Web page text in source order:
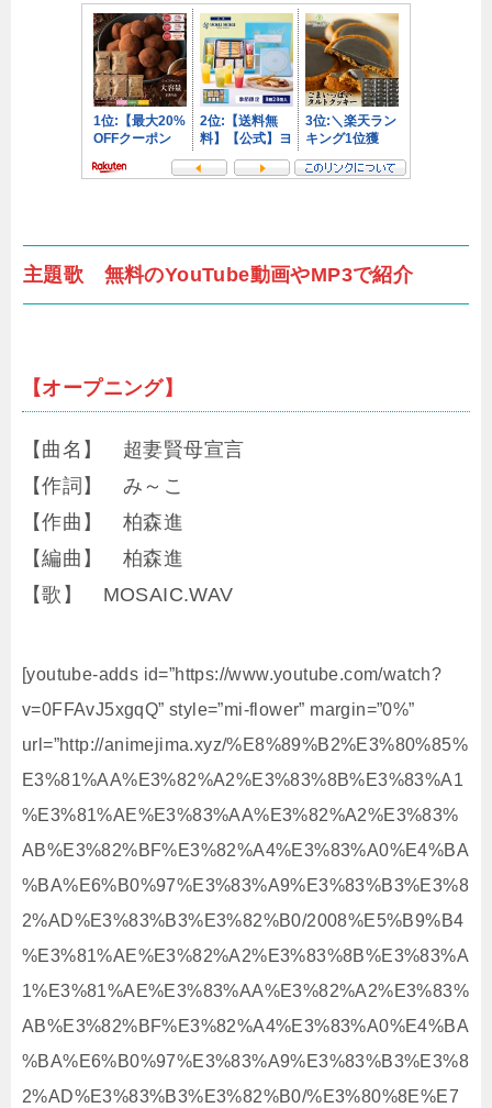
主題歌 無料のYouTube動画やMP3で紹介
【オープニング】
【曲名】 超妻賢母宣言
【作詞】 み～こ
【作曲】 柏森進
【編曲】 柏森進
【歌】 MOSAIC.WAV
[youtube-adds id=”https://www.youtube.com/watch?
v=0FFAvJ5xgqQ” style=”mi-flower” margin=”0%”
url=”http://animejima.xyz/%E8%89%B2%E3%80%85%
E3%81%AA%E3%82%A2%E3%83%8B%E3%83%A1
%E3%81%AE%E3%83%AA%E3%82%A2%E3%83%
AB%E3%82%BF%E3%82%A4%E3%83%A0%E4%BA
%BA%E6%B0%97%E3%83%A9%E3%83%B3%E3%8
2%AD%E3%83%B3%E3%82%B0/2008%E5%B9%B4
%E3%81%AE%E3%82%A2%E3%83%8B%E3%83%A
1%E3%81%AE%E3%83%AA%E3%82%A2%E3%83%
AB%E3%82%BF%E3%82%A4%E3%83%A0%E4%BA
%BA%E6%B0%97%E3%83%A9%E3%83%B3%E3%8
2%AD%E3%83%B3%E3%82%B0/%E3%80%8E%E7